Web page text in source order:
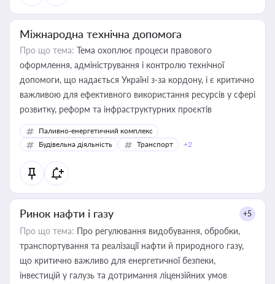
Міжнародна технічна допомога
Про що тема: Тема охоплює процеси правового
оформлення, адміністрування і контролю технічної
допомоги, що надається Україні з-за кордону, і є критично
важливою для ефективного використання ресурсів у сфері
розвитку, реформ та інфраструктурних проєктів
Паливно-енергетичний комплекс
Будівельна діяльність
Транспорт +2
Ринок нафти і газу +5
Про що тема: Про регулювання видобування, обробки,
транспортування та реалізації нафти й природного газу,
що критично важливо для енергетичної безпеки,
інвестицій у галузь та дотримання ліцензійних умов